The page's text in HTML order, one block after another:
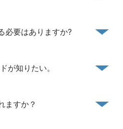
必要はありますか?
が知りたい。
ますか？